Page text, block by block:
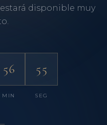
disponible muy
56
MIN
55
SEG